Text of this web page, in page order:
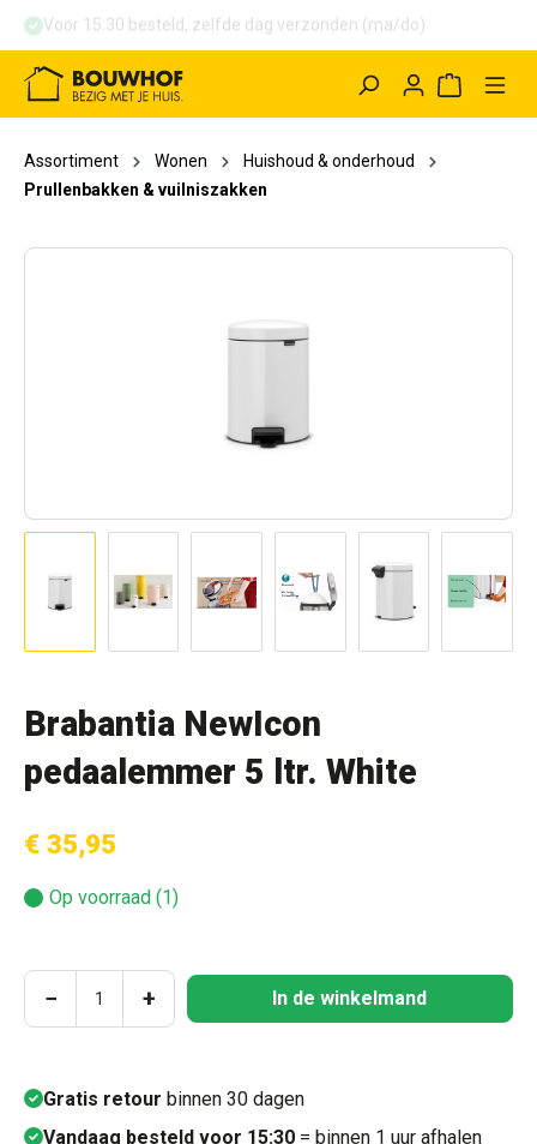
Voor 15:30 besteld, zelfde dag verzonden (ma/do)
Assortiment Wonen
Huishoud & onderhoud
Prullenbakken & vuilniszakken
Brabantia NewIcon
pedaalemmer 5 ltr. White
€ 35,95
Op voorraad (1)
Producthoeveelheid: Voer de gewenste
− + In de winkelmand
Gratis retour binnen 30 dagen
Vandaag besteld voor 15:30 = binnen 1 uur afhalen